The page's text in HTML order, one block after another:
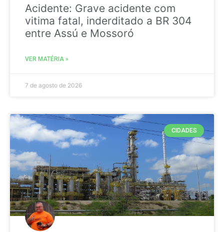
Acidente: Grave acidente com
vitima fatal, inderditado a BR 304
entre Assú e Mossoró
VER MATÉRIA »
7 de agosto de 2026
CIDADES